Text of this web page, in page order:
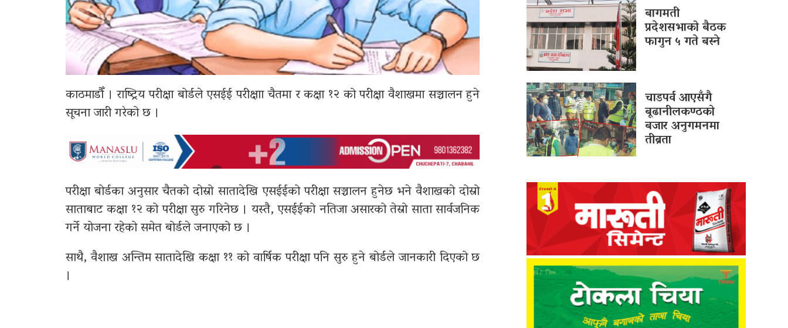
काठमाडौँ । राष्ट्रिय परीक्षा बोर्डले एसईई परीक्षाा चैतमा र कक्षा १२ को परीक्षा वैशाखमा सञ्चालन हुने
सूचना जारी गरेको छ ।
परीक्षा बोर्डका अनुसार चैतको दोस्रो सातादेखि एसईईको परीक्षा सञ्चालन हुनेछ भने वैशाखको दोस्रो
साताबाट कक्षा १२ को परीक्षा सुरु गरिनेछ । यस्तै, एसईईको नतिजा असारको तेस्रो साता सार्वजनिक
गर्ने योजना रहेको समेत बोर्डले जनाएको छ ।
साथै, वैशाख अन्तिम सातादेखि कक्षा ११ को वार्षिक परीक्षा पनि सुरु हुने बोर्डले जानकारी दिएको छ
।
बागमती
प्रदेशसभाको बैठक
फागुन ५ गते बस्ने
चाडपर्व आएसँगै
बूढानीलकण्ठको
बजार अनुगमनमा
तीब्रता